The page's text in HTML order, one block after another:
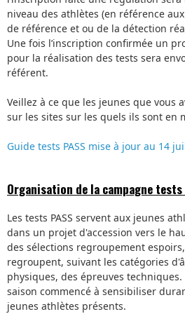
niveau des athlètes (en référence
de référence et ou de la détection
Une fois l’inscription confirmée un
pour la réalisation des tests sera
référent.
Veillez à ce que les jeunes que vous
sur les sites sur les quels ils sont en
Guide tests PASS mise à jour au 14
Organisation de la campagne tests
Les tests PASS servent aux jeunes
dans un projet d'accession vers le
des sélections regroupement
regroupent, suivant les catégories
physiques, des épreuves
saison commencé à sensibiliser
jeunes athlètes présents.